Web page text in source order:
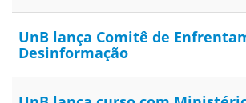
UnB lança Comitê de
Desinformação